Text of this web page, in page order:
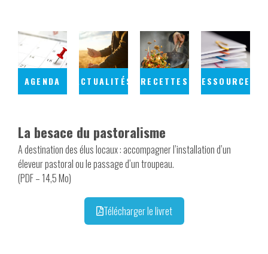
AGENDA ACTUALITÉS RECETTES RESSOURCES
La besace du pastoralisme
A destination des élus locaux : accompagner l’installation d’un
éleveur pastoral ou le passage d’un troupeau.
(PDF – 14,5 Mo)
Télécharger le livret